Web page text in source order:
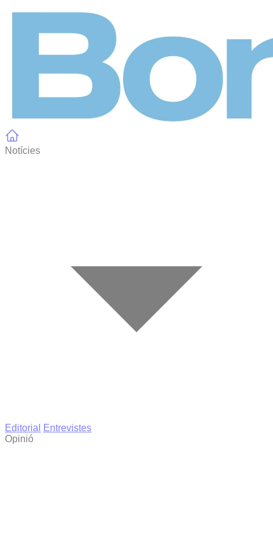
Notícies
Editorial
Entrevistes
Opinió